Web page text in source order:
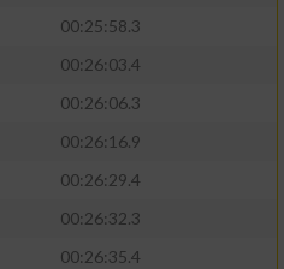
00:25:58.3
00:26:03.4
00:26:06.3
00:26:16.9
00:26:29.4
00:26:32.3
00:26:35.4